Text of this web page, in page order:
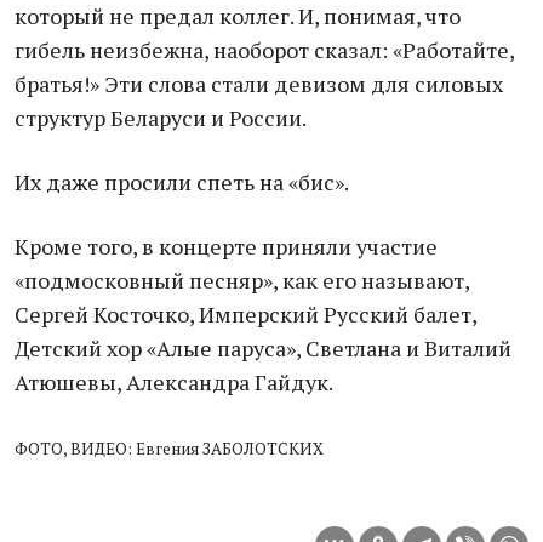
который не предал коллег. И, понимая, что
гибель неизбежна, наоборот сказал: «Работайте,
братья!» Эти слова стали девизом для силовых
структур Беларуси и России.
Их даже просили спеть на «бис».
Кроме того, в концерте приняли участие
«подмосковный песняр», как его называют,
Сергей Косточко, Имперский Русский балет,
Детский хор «Алые паруса», Светлана и Виталий
Атюшевы, Александра Гайдук.
ФОТО, ВИДЕО: Евгения ЗАБОЛОТСКИХ